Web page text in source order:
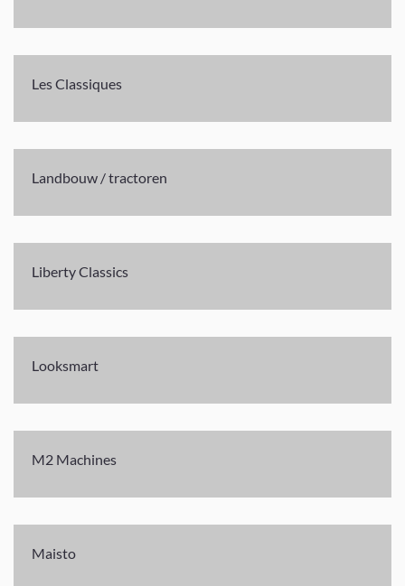
Les Classiques
Landbouw / tractoren
Liberty Classics
Looksmart
M2 Machines
Maisto